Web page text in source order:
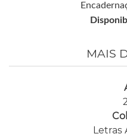
MAIS
Letras